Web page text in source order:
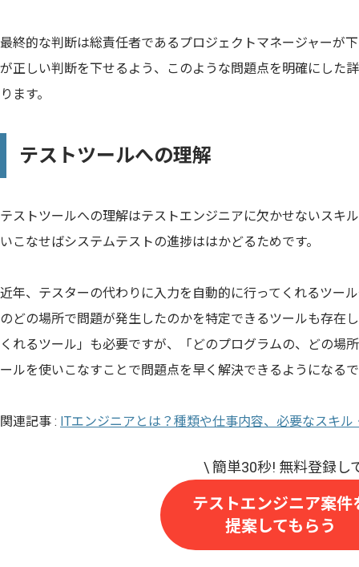
最終的な判断は総責任者であるプロジェクトマネージャーが
が正しい判断を下せるよう、このような問題点を明確にした
ります。
テストツールへの理解
テストツールへの理解はテストエンジニアに欠かせないスキ
いこなせばシステムテストの進捗ははかどるためです。
近年、テスターの代わりに入力を自動的に行ってくれるツー
のどの場所で問題が発生したのかを特定できるツールも存在
くれるツール」も必要ですが、「どのプログラムの、どの場
ールを使いこなすことで問題点を早く解決できるようになる
​関連記事 : ITエンジニアとは？種類や仕事内容、必要なスキル
テストエンジニア案件
提案してもらう